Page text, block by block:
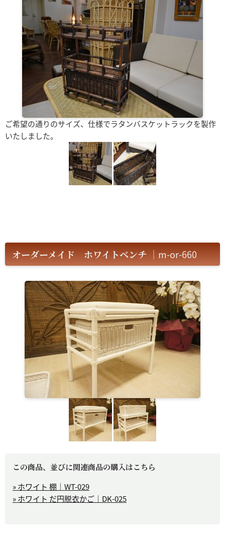
ご希望の通りのサイズ、仕様でラタンバスケットラックを製作
いたしました。
オーダーメイド ホワイトベンチ ｜m-or-660
この商品、並びに関連商品の購入はこちら
» ホワイト 棚｜WT-029
» ホワイト だ円脱衣かご｜DK-025